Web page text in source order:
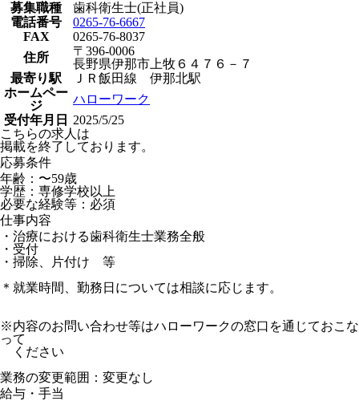
募集職種
歯科衛生士(正社員)
電話番号
0265-76-6667
FAX
0265-76-8037
住所
〒396-0006
長野県伊那市上牧６４７６－７
最寄り駅
ＪＲ飯田線 伊那北駅
ホームペー
ジ
ハローワーク
受付年月日
2025/5/25
こちらの求人は
掲載を終了しております。
応募条件
年齢：〜59歳
学歴：専修学校以上
必要な経験等：必須
仕事内容
・治療における歯科衛生士業務全般
・受付
・掃除、片付け 等
＊就業時間、勤務日については相談に応じます。
※内容のお問い合わせ等はハローワークの窓口を通じておこな
って
ください
業務の変更範囲：変更なし
給与・手当